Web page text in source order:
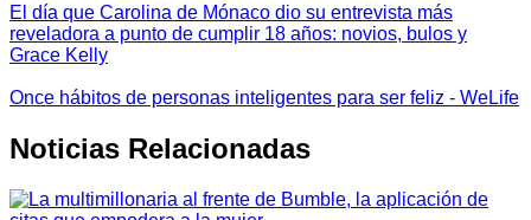
El día que Carolina de Mónaco dio su entrevista más
reveladora a punto de cumplir 18 años: novios, bulos y
Grace Kelly
Once hábitos de personas inteligentes para ser feliz - WeLife
Noticias Relacionadas